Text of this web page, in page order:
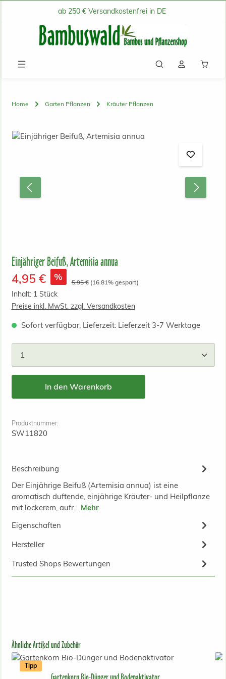
Zum Hauptinhalt springenab 250 € Versandkostenfrei in DE
Home Garten Pflanzen Kräuter Pflanzen
Bildergalerie überspringen
Einjähriger Beifuß, Artemisia annua
Verkaufspreis:
4,95 € % Regulärer Preis:
5,95 € (16.81% gespart)
Inhalt: 1 Stück
Preise inkl. MwSt. zzgl. Versandkosten
Sofort verfügbar, Lieferzeit: Lieferzeit 3-7 Werktage
In den Warenkorb
Produktnummer:
SW11820
Beschreibung
Der Einjährige Beifuß (Artemisia annua) ist eine
aromatisch duftende, einjährige Kräuter- und Heilpflanze
mit lockerem, aufr… Mehr
Eigenschaften
Hersteller
Trusted Shops Bewertungen
Produktgalerie überspringen
Ähnliche Artikel und Zubehör
Tipp